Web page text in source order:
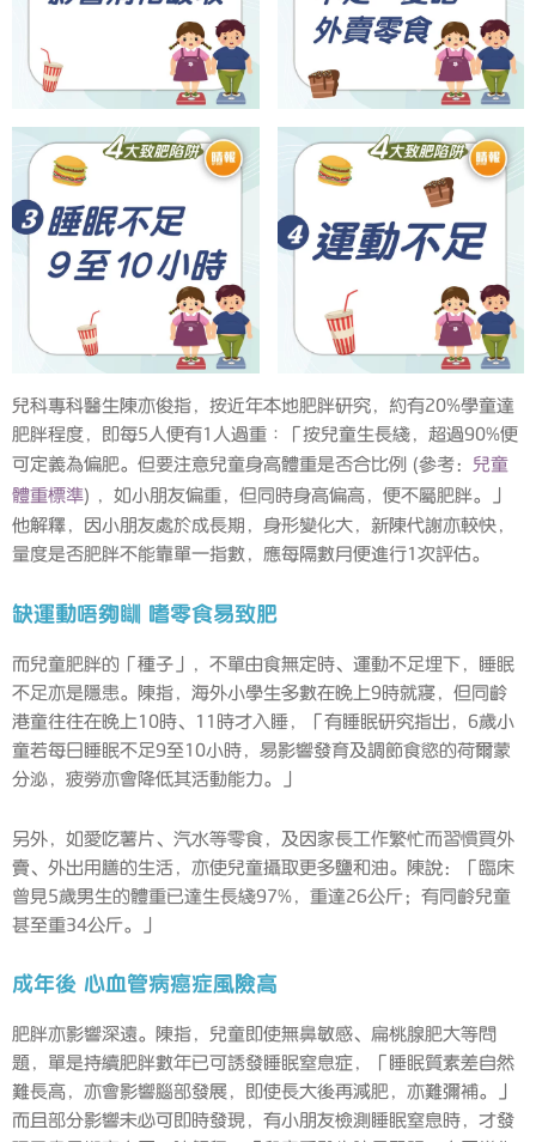
兒科專科醫生陳亦俊指，按近年本地肥胖研究，約有20%學童達
肥胖程度，即每5人便有1人過重︰「按兒童生長綫，超過90%便
可定義為偏肥。但要注意兒童身高體重是否合比例 (參考： 兒童
體重標準) ，如小朋友偏重，但同時身高偏高，便不屬肥胖。」
他解釋，因小朋友處於成長期，身形變化大，新陳代謝亦較快，
量度是否肥胖不能靠單一指數，應每隔數月便進行1次評估。
缺運動唔夠瞓 嗜零食易致肥
而兒童肥胖的「種子」，不單由食無定時、運動不足埋下，睡眠
不足亦是隱患。陳指，海外小學生多數在晚上9時就寢，但同齡
港童往往在晚上10時、11時才入睡，「有睡眠研究指出，6歲小
童若每日睡眠不足9至10小時，易影響發育及調節食慾的荷爾蒙
分泌，疲勞亦會降低其活動能力。」
另外，如愛吃薯片、汽水等零食，及因家長工作繁忙而習慣買外
賣、外出用膳的生活，亦使兒童攝取更多鹽和油。陳說：「臨床
曾見5歲男生的體重已達生長綫97%，重達26公斤；有同齡兒童
甚至重34公斤。」
成年後 心血管病癌症風險高
肥胖亦影響深遠。陳指，兒童即使無鼻敏感、扁桃腺肥大等問
題，單是持續肥胖數年已可誘發睡眠窒息症，「睡眠質素差自然
難長高，亦會影響腦部發展，即使長大後再減肥，亦難彌補。」
而且部分影響未必可即時發現，有小朋友檢測睡眠窒息時，才發